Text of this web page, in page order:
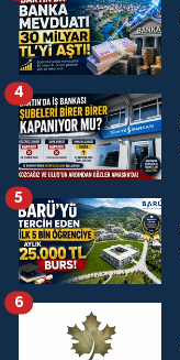
4
5
6